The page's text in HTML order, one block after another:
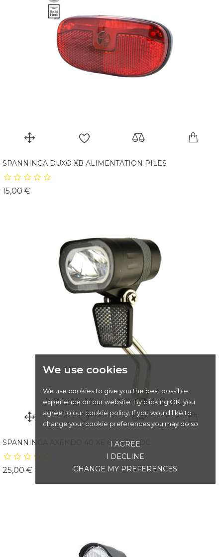
We use cookies
We use cookies to give you the best possible
experience on our website. By clicking OK, you
agree to our cookie policy. If you would like to
change your cookie preferences you may do so
I AGREE
I DECLINE
CHANGE MY PREFERENCES
SPANNINGA DUXO XB ALIMENTATION PILES
15,00 €Prix
SPANNINGA AXENDO 40 XE 6/24/36V DC
25,00 €Prix